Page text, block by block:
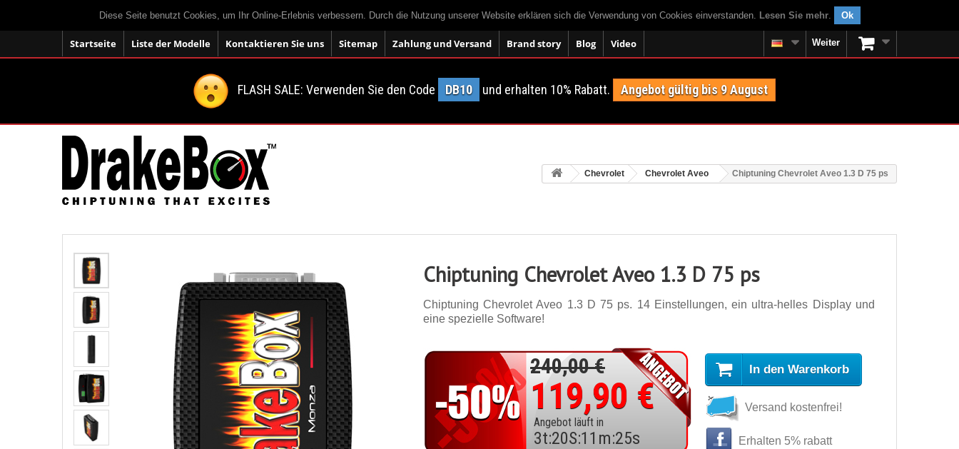
Diese Seite benutzt Cookies, um Ihr Online-Erlebnis verbessern. Durch die Nutzung unserer Website erklären sich die Verwendung von Cookies einverstanden. Lesen Sie mehr. Ok
Startseite Liste der Modelle Kontaktieren Sie uns Sitemap Zahlung und Versand Brand story Blog Video Weiter
FLASH SALE: Verwenden Sie den Code DB10 und erhalten 10% Rabatt. Angebot gültig bis 9 August
Chevrolet Chevrolet Aveo Chiptuning Chevrolet Aveo 1.3 D 75 ps
Chiptuning Chevrolet Aveo 1.3 D 75 ps
Chiptuning Chevrolet Aveo 1.3 D 75 ps. 14 Einstellungen, ein ultra-helles Display und
eine spezielle Software!
240,00 €
119,90 €
Angebot läuft in
3t:20S:11 m:23s
In den Warenkorb
Versand kostenfrei!
Erhalten 5% rabatt